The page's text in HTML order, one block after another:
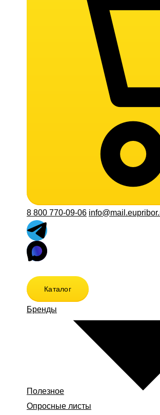
8 800 770-09-06
Каталог
Бренды
Полезное
Опросные листы